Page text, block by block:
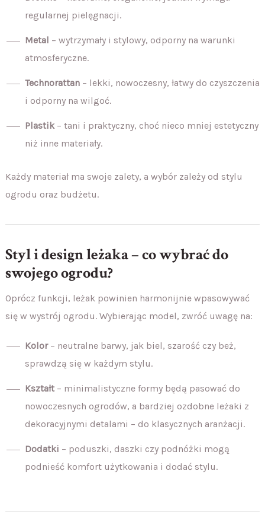
regularnej pielęgnacji.
Metal – wytrzymały i stylowy, odporny na warunki
atmosferyczne.
Technorattan– lekki, nowoczesny, łatwy do czyszczenia
i odporny na wilgoć.
Plastik– tani i praktyczny, choć nieco mniej estetyczny
niż inne materiały.
Każdy materiał ma swoje zalety, a wybór zależy od stylu
ogrodu oraz budżetu.
Styl i design leżaka – co wybrać do
swojego ogrodu?
Oprócz funkcji, leżak powinien harmonijnie wpasowywać
się w wystrój ogrodu. Wybierając model, zwróć uwagę na:
Kolor– neutralne barwy, jak biel, szarość czy beż,
sprawdzą się w każdym stylu.
Kształt– minimalistyczne formy będą pasować do
nowoczesnych ogrodów, a bardziej ozdobne leżaki z
dekoracyjnymi detalami – do klasycznych aranżacji.
Dodatki – poduszki, daszki czy podnóżki mogą
podnieść komfort użytkowania i dodać stylu.